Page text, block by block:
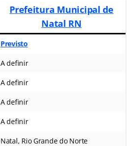
Prefeitura Municipal de
Natal RN
Previsto
A definir
A definir
A definir
A definir
Natal, Rio Grande do Norte